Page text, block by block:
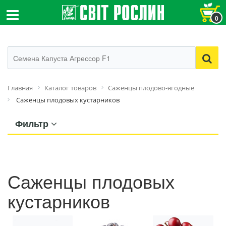
0
Главная Каталог товаров
Саженцы плодово-ягодные
Саженцы плодовых кустарников
Фильтр
Саженцы плодовых
кустарников